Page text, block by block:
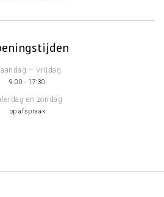
– Vrijdag
9.00 - 17:30
en zondag
op afspraak